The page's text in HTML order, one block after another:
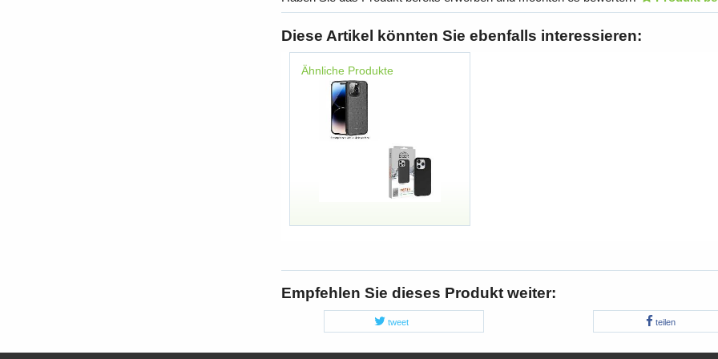
Diese Artikel könnten Sie ebenfalls interessieren:
Ähnliche Produkte
Empfehlen Sie dieses Produkt weiter:
tweet teilen